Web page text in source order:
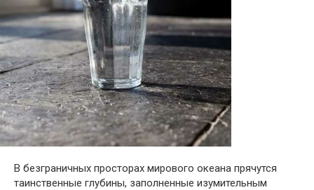
В безграничных просторах мирового океана прячутся
таинственные глубины, заполненные изумительным